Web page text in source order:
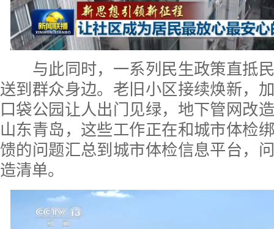
与此同时，一系列民生政策直抵民
送到群众身边。老旧小区接续焕新，
口袋公园让人出门见绿，地下管网改
山东青岛，这些工作正在和城市体检
馈的问题汇总到城市体检信息平台，
造清单。